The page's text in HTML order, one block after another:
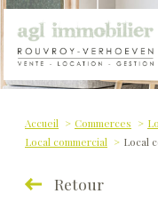
Accueil
Accueil Commerces
Local commercial
Local
Retour